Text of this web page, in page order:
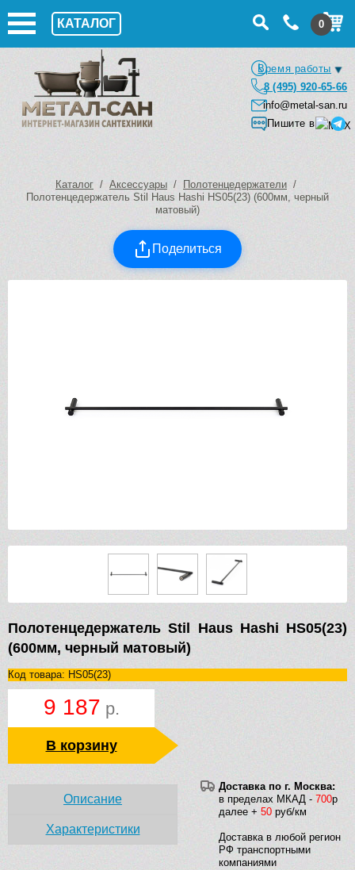
КАТАЛОГ 0
Время работы
8 (495) 920-65-66
info@metal-san.ru
Пишите в
Каталог / Аксессуары / Полотенцедержатели /
Полотенцедержатель Stil Haus Hashi HS05(23) (600мм, черный
матовый)
Поделиться
Полотенцедержатель Stil Haus Hashi HS05(23)
(600мм, черный матовый)
Код товара: HS05(23)
9 187 р.
В корзину
Доставка по г. Москва:
в пределах МКАД - 700р
далее + 50 руб/км
Доставка в любой регион
РФ транспортными
компаниями
Описание
Характеристики